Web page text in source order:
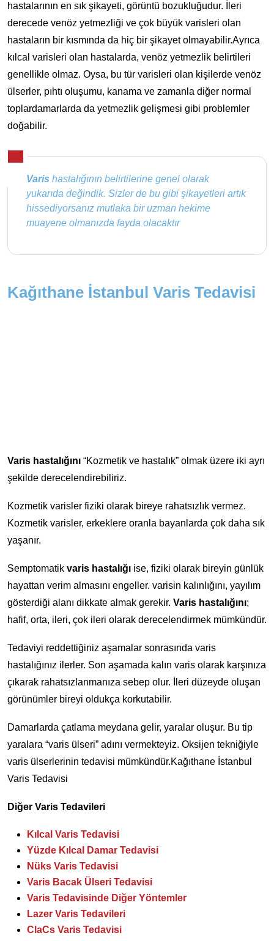
hastalarının en sık şikayeti, görüntü bozukluğudur. İleri
derecede venöz yetmezliği ve çok büyük varisleri olan
hastaların bir kısmında da hiç bir şikayet olmayabilir.Ayrıca
kılcal varisleri olan hastalarda, venöz yetmezlik belirtileri
genellikle olmaz. Oysa, bu tür varisleri olan kişilerde venöz
ülserler, pıhtı oluşumu, kanama ve zamanla diğer normal
toplardamarlarda da yetmezlik gelişmesi gibi problemler
doğabilir.
Varis hastalığının belirtilerine genel olarak
yukarıda değindik. Sizler de bu gibi şikayetleri artık
hissediyorsanız mutlaka bir uzman hekime
muayene olmanızda fayda olacaktır
Kağıthane İstanbul Varis Tedavisi
Varis hastalığını “Kozmetik ve hastalık” olmak üzere iki ayrı
şekilde derecelendirebiliriz.
Kozmetik varisler fiziki olarak bireye rahatsızlık vermez.
Kozmetik varisler, erkeklere oranla bayanlarda çok daha sık
yaşanır.
Semptomatik varis hastalığı ise, fiziki olarak bireyin günlük
hayattan verim almasını engeller. varisin kalınlığını, yayılım
gösterdiği alanı dikkate almak gerekir. Varis hastalığını;
hafif, orta, ileri, çok ileri olarak derecelendirmek mümkündür.
Tedaviyi reddettiğiniz aşamalar sonrasında varis
hastalığınız ilerler. Son aşamada kalın varis olarak karşınıza
çıkarak rahatsızlanmanıza sebep olur. İleri düzeyde oluşan
görünümler bireyi oldukça korkutabilir.
Damarlarda çatlama meydana gelir, yaralar oluşur. Bu tip
yaralara “varis ülseri” adını vermekteyiz. Oksijen tekniğiyle
varis ülserlerinin tedavisi mümkündür.Kağıthane İstanbul
Varis Tedavisi
Diğer Varis Tedavileri
Kılcal Varis Tedavisi
Yüzde Kılcal Damar Tedavisi
Nüks Varis Tedavisi
Varis Bacak Ülseri Tedavisi
Varis Tedavisinde Diğer Yöntemler
Lazer Varis Tedavileri
ClaCs Varis Tedavisi